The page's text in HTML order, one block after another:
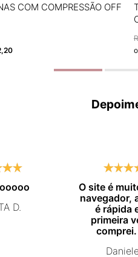
COM COMPRESSÃO OFF
,20
D.
O site é
navegador,
é rápida
primeira